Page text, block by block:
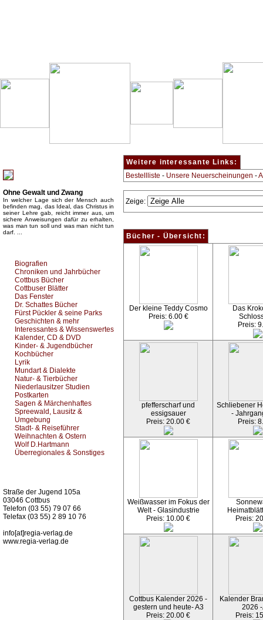
Ohne Gewalt und Zwang
In welcher Lage sich der Mensch auch
befinden mag, das Ideal, das Christus in
seiner Lehre gab, reicht immer aus, um
sichere Anweisungen dafür zu erhalten,
was man tun soll und was man nicht tun
darf. ...
Biografien
Chroniken und Jahrbücher
Cottbus Bücher
Cottbuser Blätter
Das Fenster
Dr. Schattes Bücher
Fürst Pückler & seine Parks
Geschichten & mehr
Interessantes & Wissenswertes
Kalender, CD & DVD
Kinder- & Jugendbücher
Kochbücher
Lyrik
Mundart & Dialekte
Natur- & Tierbücher
Niederlausitzer Studien
Postkarten
Sagen & Märchenhaftes
Spreewald, Lausitz &
Umgebung
Stadt- & Reiseführer
Weihnachten & Ostern
Wolf D.Hartmann
Überregionales & Sonstiges
Straße der Jugend 105a
03046 Cottbus
Telefon (03 55) 79 07 66
Telefax (03 55) 2 89 10 76
info[at]regia-verlag.de
www.regia-verlag.de
Weitere interessante Links:
Bestellliste - Unsere Neuerscheinungen -
Zeige:
Bücher - Übersicht:
Der kleine Teddy Cosmo
Preis: 6.00 €
Das
Preis:
pfefferscharf und
essigsauer
Preis: 20.00 €
Schliebener
-
Preis:
Weißwasser im Fokus der
Welt - Glasindustrie
Preis: 10.00 €
Preis:
Cottbus Kalender 2026 -
gestern und heute- A3
Preis: 20.00 €
Kalender
2026
Preis: